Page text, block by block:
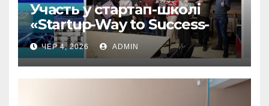
Участь у стартап-школі
«Startup-Way to Success-
2026» — цінний досвід для
розвитку власних
інноваційних ідей
ЧЕР 4, 2026 ADMIN